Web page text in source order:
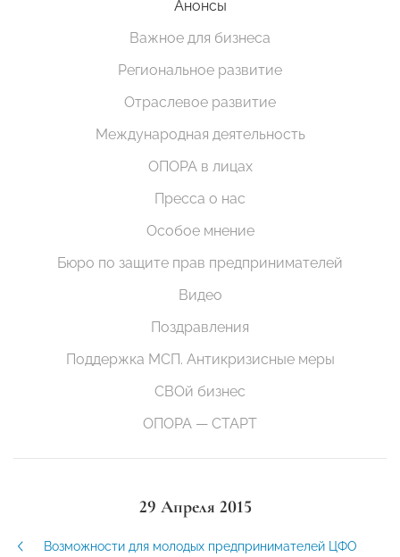
Анонсы
Важное для бизнеса
Региональное развитие
Отраслевое развитие
Международная деятельность
ОПОРА в лицах
Пресса о нас
Особое мнение
Бюро по защите прав предпринимателей
Видео
Поздравления
Поддержка МСП. Антикризисные меры
СВОй бизнес
ОПОРА — СТАРТ
29 Апреля 2015
Возможности для молодых предпринимателей ЦФО